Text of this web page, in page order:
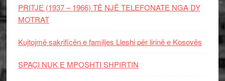
PRITJE (1937 – 1966) TË NJË TELEFONATE NGA DY
MOTRAT
Kujtojmë sakrificën e familjes Lleshi për lirinë e Kosovës
SPAÇI NUK E MPOSHTI SHPIRTIN